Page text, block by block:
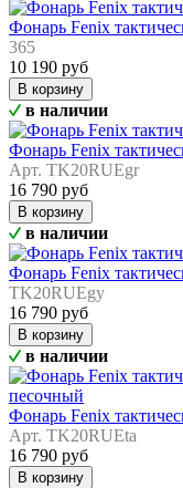
Фонарь Fenix
365
10 190 руб
В корзину
в наличии
Фонарь Fenix
Арт. TK20RUEgr
16 790 руб
В корзину
в наличии
Фонарь Fenix
TK20RUEgy
16 790 руб
В корзину
в наличии
Фонарь Fenix
Арт. TK20RUEta
16 790 руб
В корзину